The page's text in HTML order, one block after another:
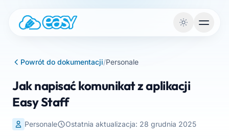
Powrót do dokumentacji/Personale
Jak napisać komunikat z aplikacji
Easy Staff
Personale Ostatnia aktualizacja: 28 grudnia 2025